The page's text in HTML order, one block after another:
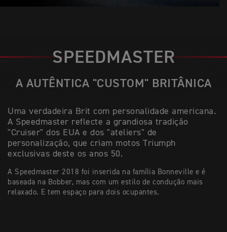
SPEEDMASTER
A AUTÊNTICA "CUSTOM" BRITÂNICA
Uma verdadeira Brit com personalidade americana.
A Speedmaster reflecte a grandiosa tradição
"Cruiser" dos EUA e dos "ateliers" de
personalização, que criam motos Triumph
exclusivas deste os anos 50.
A Speedmaster 2018 foi inserida na família Bonneville e é
baseada na Bobber, mas com um estilo de condução mais
relaxado. E tem espaço para dois ocupantes.